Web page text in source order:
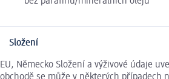
Složení
EU, Německo Složení a výživové údaje